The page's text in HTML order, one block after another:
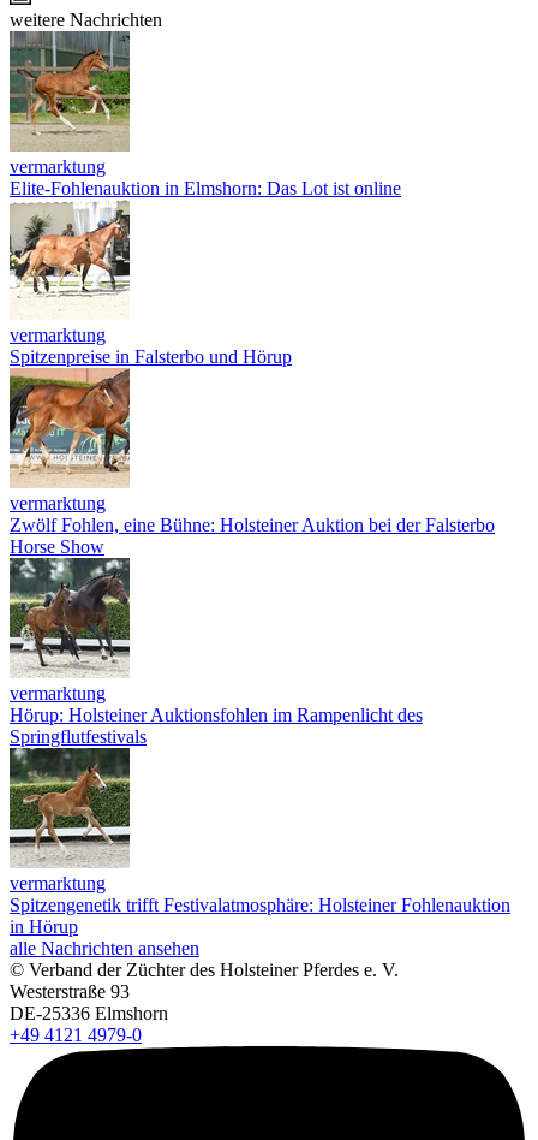
weitere Nachrichten
vermarktung
Elite-Fohlenauktion in Elmshorn: Das Lot ist online
vermarktung
Spitzenpreise in Falsterbo und Hörup
vermarktung
Zwölf Fohlen, eine Bühne: Holsteiner Auktion bei der Falsterbo
Horse Show
vermarktung
Hörup: Holsteiner Auktionsfohlen im Rampenlicht des
Springflutfestivals
vermarktung
Spitzengenetik trifft Festivalatmosphäre: Holsteiner Fohlenauktion
in Hörup
alle Nachrichten ansehen
© Verband der Züchter des Holsteiner Pferdes e. V.
Westerstraße 93
DE-25336 Elmshorn
+49 4121 4979-0